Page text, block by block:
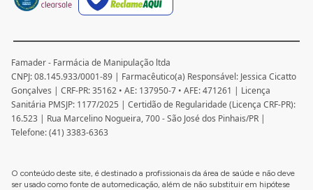
Famader - Farmácia de Manipulação ltda
CNPJ: 08.145.933/0001-89 | Farmacêutico(a) Responsável: Jessica Cicatto
Gonçalves | CRF-PR: 35162 • AE: 137950-7 • AFE: 471261 | Licença
Sanitária PMSJP: 1177/2025 | Certidão de Regularidade (Licença CRF-PR):
16.523 | Rua Marcelino Nogueira, 700 - São José dos Pinhais/PR |
Telefone: (41) 3383-6363
O conteúdo deste site, é destinado a profissionais da área de saúde e não deve
ser usado como fonte de automedicação, além de não substituir em hipótese